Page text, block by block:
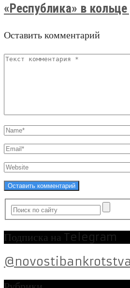
«Республика» в
Оставить комментарий
Подписка на Telegram